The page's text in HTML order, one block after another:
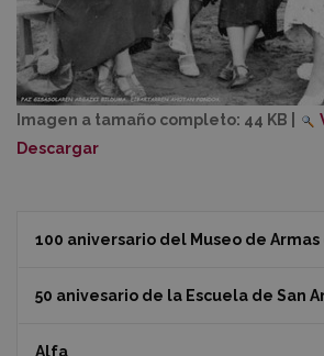
Imagen a tamaño completo: 44 KB
Descargar
100 aniversario del Museo de Armas
50 anivesario de la Escuela de San
Alfa